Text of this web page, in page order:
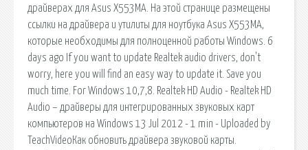
драйверах для Asus X553MA. На этой странице размещены
ссылки на драйвера и утилиты для ноутбука Asus X553MA,
которые необходимы для полноценной работы Windows. 6
days ago If you want to update Realtek audio drivers, don't
worry, here you will find an easy way to update it. Save you
much time. For Windows 10,7,8. Realtek HD Audio - Realtek HD
Audio – драйверы для интегрированных звуковых карт
компьютеров на Windows 13 Jul 2012 - 1 min - Uploaded by
TeachVideoКак обновить драйвера звуковой карты.